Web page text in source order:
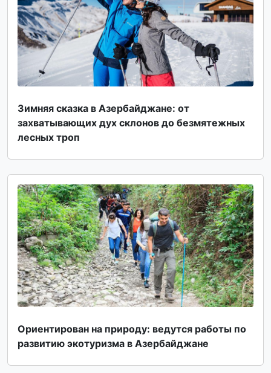
Зимняя сказка в Азербайджане: от
захватывающих дух склонов до безмятежных
лесных троп
Ориентирован на природу: ведутся работы по
развитию экотуризма в Азербайджане